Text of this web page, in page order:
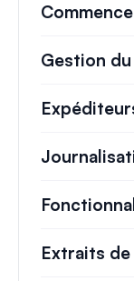
Gestion
Extraits